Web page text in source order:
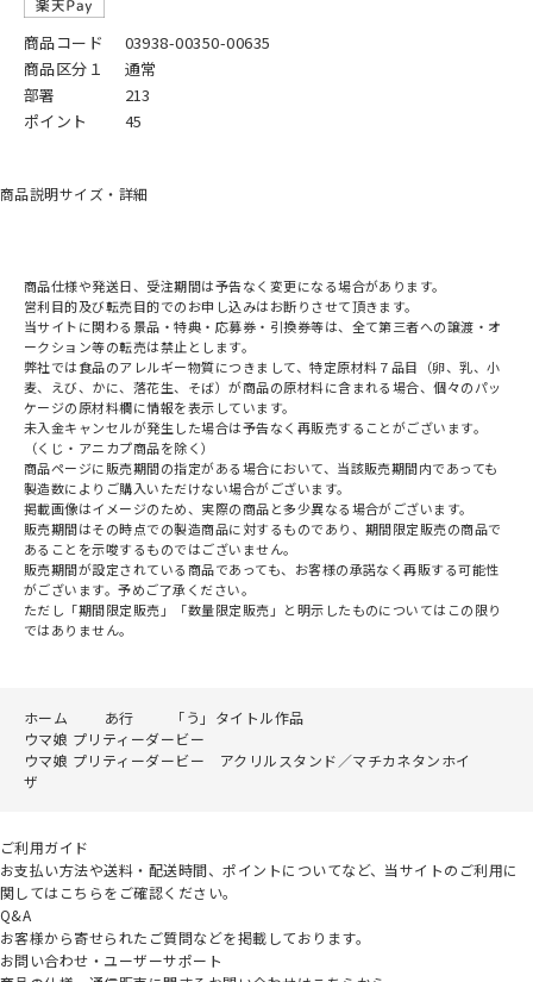
商品コード
03938-00350-00635
商品区分１
通常
部署
213
ポイント
45
商品説明サイズ・詳細
商品仕様や発送日、受注期間は予告なく変更になる場合があります。
営利目的及び転売目的でのお申し込みはお断りさせて頂きます。
当サイトに関わる景品・特典・応募券・引換券等は、全て第三者への譲渡・オ
ークション等の転売は禁止とします。
弊社では食品のアレルギー物質につきまして、特定原材料７品目（卵、乳、小
麦、えび、かに、落花生、そば）が商品の原材料に含まれる場合、個々のパッ
ケージの原材料欄に情報を表示しています。
未入金キャンセルが発生した場合は予告なく再販売することがございます。
（くじ・アニカプ商品を除く）
商品ページに販売期間の指定がある場合において、当該販売期間内であっても
製造数によりご購入いただけない場合がございます。
掲載画像はイメージのため、実際の商品と多少異なる場合がございます。
販売期間はその時点での製造商品に対するものであり、期間限定販売の商品で
あることを示唆するものではございません。
販売期間が設定されている商品であっても、お客様の承諾なく再販する可能性
がございます。予めご了承ください。
ただし「期間限定販売」「数量限定販売」と明示したものについてはこの限り
ではありません。
ホーム あ行
「う」タイトル作品
ウマ娘 プリティーダービー
ウマ娘 プリティーダービー アクリルスタンド／マチカネタンホイ
ザ
ご利用ガイド
お支払い方法や送料・配送時間、ポイントについてなど、当サイトのご利用に
関してはこちらをご確認ください。
Q&A
お客様から寄せられたご質問などを掲載しております。
お問い合わせ・ユーザーサポート